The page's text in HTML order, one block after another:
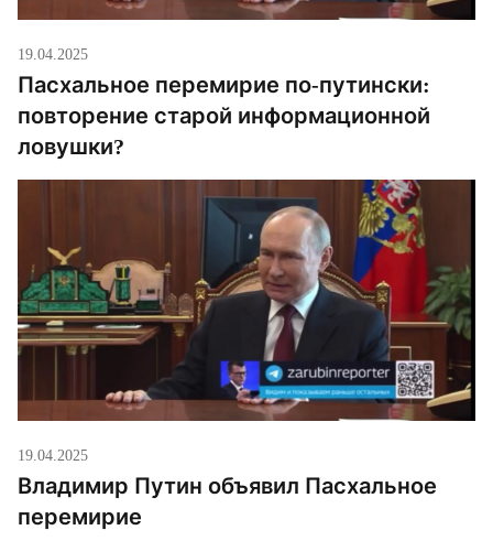
19.04.2025
Пасхальное перемирие по-путински:
повторение старой информационной
ловушки?
19.04.2025
Владимир Путин объявил Пасхальное
перемирие